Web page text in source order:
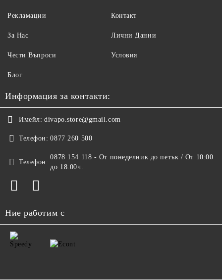
Рекламации
За Нас
Чести Въпроси
Контакт
Лични Данни
Условия
Блог
Информация за контакти:
Имейл: divapo.store@gmail.com
Телефон: 0877 260 500
Телефон:
0878 154 118 - От понеделник до петък / От 10:00
до 18:00ч.
Ние работим с